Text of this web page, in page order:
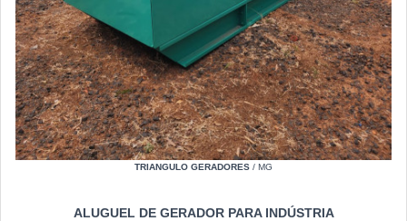
TRIANGULO GERADORES / MG
ALUGUEL DE GERADOR PARA INDÚSTRIA